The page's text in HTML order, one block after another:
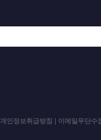
개인정보취급방침 이메일무단수